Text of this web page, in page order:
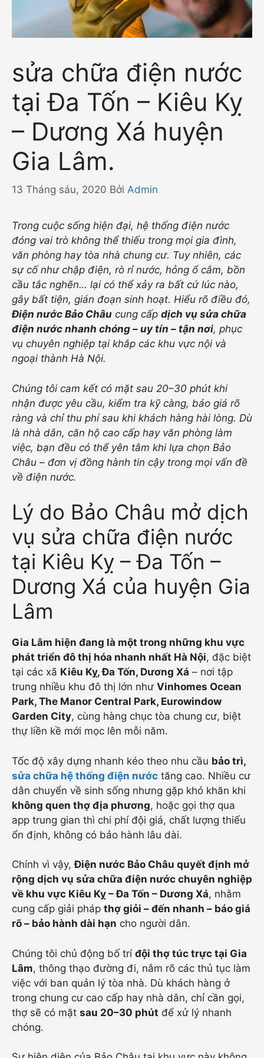
sửa chữa điện nước
tại Đa Tốn – Kiêu Kỵ
– Dương Xá huyện
Gia Lâm.
13 Tháng sáu, 2020 Bởi Admin
Trong cuộc sống hiện đại, hệ thống điện nước
đóng vai trò không thể thiếu trong mọi gia đình,
văn phòng hay tòa nhà chung cư. Tuy nhiên, các
sự cố như chập điện, rò rỉ nước, hỏng ổ cắm, bồn
cầu tắc nghẽn… lại có thể xảy ra bất cứ lúc nào,
gây bất tiện, gián đoạn sinh hoạt. Hiểu rõ điều đó,
Điện nước Bảo Châu cung cấp dịch vụ sửa chữa
điện nước nhanh chóng – uy tín – tận nơi, phục
vụ chuyên nghiệp tại khắp các khu vực nội và
ngoại thành Hà Nội.
Chúng tôi cam kết có mặt sau 20–30 phút khi
nhận được yêu cầu, kiểm tra kỹ càng, báo giá rõ
ràng và chỉ thu phí sau khi khách hàng hài lòng. Dù
là nhà dân, căn hộ cao cấp hay văn phòng làm
việc, bạn đều có thể yên tâm khi lựa chọn Bảo
Châu – đơn vị đồng hành tin cậy trong mọi vấn đề
về điện nước.
Lý do Bảo Châu mở dịch
vụ sửa chữa điện nước
tại Kiêu Kỵ – Đa Tốn –
Dương Xá của huyện Gia
Lâm
Gia Lâm hiện đang là một trong những khu vực
phát triển đô thị hóa nhanh nhất Hà Nội, đặc biệt
tại các xã Kiêu Kỵ, Đa Tốn, Dương Xá – nơi tập
trung nhiều khu đô thị lớn như Vinhomes Ocean
Park, The Manor Central Park, Eurowindow
Garden City, cùng hàng chục tòa chung cư, biệt
thự liền kề mới mọc lên mỗi năm.
Tốc độ xây dựng nhanh kéo theo nhu cầu bảo trì,
sửa chữa hệ thống điện nước tăng cao. Nhiều cư
dân chuyển về sinh sống nhưng gặp khó khăn khi
không quen thợ địa phương, hoặc gọi thợ qua
app trung gian thì chi phí đội giá, chất lượng thiếu
ổn định, không có bảo hành lâu dài.
Chính vì vậy,Điện nước Bảo Châu quyết định mở
rộng dịch vụ sửa chữa điện nước chuyên nghiệp
về khu vực Kiêu Kỵ – Đa Tốn – Dương Xá, nhằm
cung cấp giải pháp thợ giỏi – đến nhanh – báo giá
rõ – bảo hành dài hạn cho người dân.
Chúng tôi chủ động bố trí đội thợ túc trực tại Gia
Lâm, thông thạo đường đi, nắm rõ các thủ tục làm
việc với ban quản lý tòa nhà. Dù khách hàng ở
trong chung cư cao cấp hay nhà dân, chỉ cần gọi,
thợ sẽ có mặt sau 20–30 phút để xử lý nhanh
chóng.